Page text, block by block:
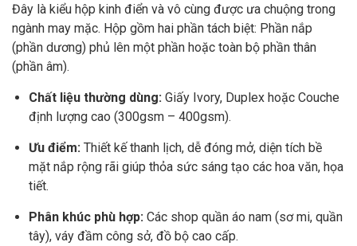
Đây là kiểu hộp kinh điển và vô cùng được ưa chuộng trong
ngành may mặc. Hộp gồm hai phần tách biệt: Phần nắp
(phần dương) phủ lên một phần hoặc toàn bộ phần thân
(phần âm).
Chất liệu thường dùng: Giấy Ivory, Duplex hoặc Couche
định lượng cao (300gsm – 400gsm).
Ưu điểm: Thiết kế thanh lịch, dễ đóng mở, diện tích bề
mặt nắp rộng rãi giúp thỏa sức sáng tạo các hoa văn, họa
tiết.
Phân khúc phù hợp: Các shop quần áo nam (sơ mi, quần
tây), váy đầm công sở, đồ bộ cao cấp.